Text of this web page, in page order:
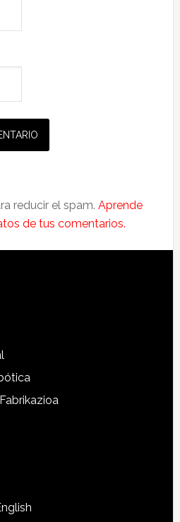
reducir el spam. Aprende
de tus comentarios.